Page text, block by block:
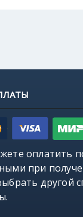
оплатить
при
другой
.